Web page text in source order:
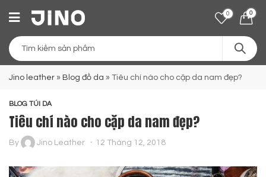
0 0
Jino leather » Blog đồ da » Tiêu chí nào cho cặp da nam đẹp?
BLOG TÚI DA
Tiêu chí nào cho cặp da nam đẹp?
By Jino Leather 12 Tháng 12, 2018